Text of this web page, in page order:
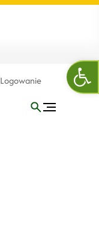
Logowanie